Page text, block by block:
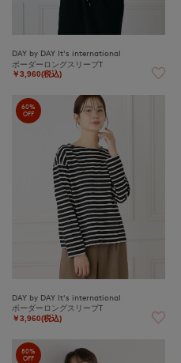
DAY by DAY It's international
ボーダーロングスリーブT
￥3,960(税込)
60%
OFF
DAY by DAY It's international
ボーダーロングスリーブT
￥3,960(税込)
80%
OFF